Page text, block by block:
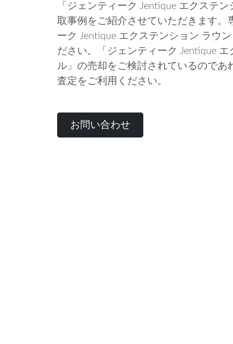
「ジェンティーク Jentique エクステ
取事例をご紹介させていただきます。
ーク Jentique エクステンション ラウ
ださい。「ジェンティーク Jentique
ル」の売却をご検討されているので
査定をご利用ください。
お問い合わせ